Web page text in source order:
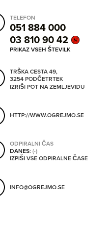
ODPRTA
V MOJ ITIS
TELEFON
051 884 000
03 810 90 42
PRIKAZ VSEH ŠTEVILK
TRŠKA CESTA 49,
3254 PODČETRTEK
IZRIŠI POT NA ZEMLJEVIDU
HTTP://WWW.OGREJMO.SE
ODPIRALNI ČAS
DANES:(-)
IZPIŠI VSE ODPIRALNE ČASE
INFO@OGREJMO.SE